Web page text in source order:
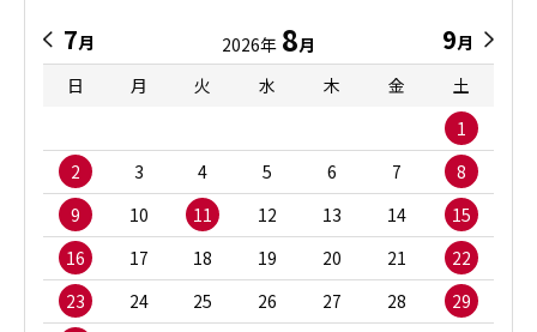
7月 2026年 8月 9月
日
月 火 水 木 金
土
1
2
3 4 5 6 7
8
9
10 11 12 13 14
15
16
17 18 19 20 21
22
23
24 25 26 27 28 29